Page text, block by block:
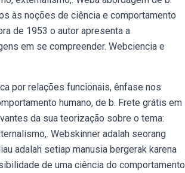
às noções de ciência e comportamento
de 1953 o autor apresenta a
em se compreender. Webciencia e
por relações funcionais, ênfase nos
humano, de b. Frete grátis em
da sua teorização sobre o tema:
Webskinner adalah seorang
adalah setiap manusia bergerak karena
de uma ciência do comportamento